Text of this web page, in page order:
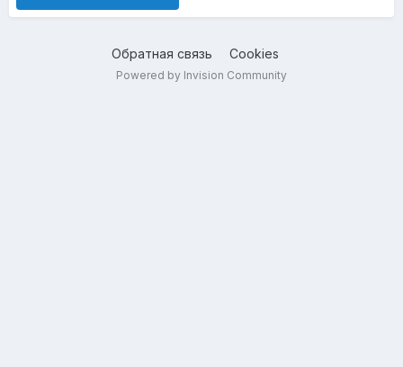
Обратная связь Cookies
Powered by Invision Community